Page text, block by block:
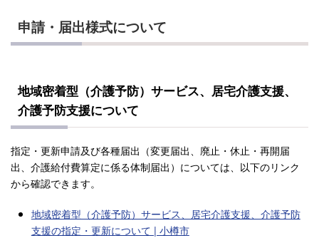
申請・届出様式について
地域密着型（介護予防）サービス、居宅介護支援、
介護予防支援について
指定・更新申請及び各種届出（変更届出、廃止・休止・再開届
出、介護給付費算定に係る体制届出）については、以下のリンク
から確認できます。
地域密着型（介護予防）サービス、居宅介護支援、介護予防
支援の指定・更新について | 小樽市